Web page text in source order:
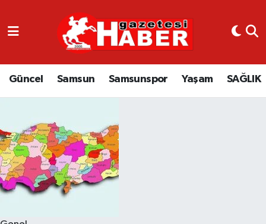
Güncel Samsun Samsunspor Yaşam SAĞLIK
GÜNCEL
SAMSUN
EKONOMİ
YAŞAM